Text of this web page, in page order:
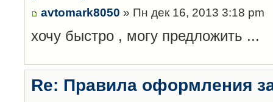
avtomark8050 » Пн дек 16, 2013 3:18 pm
хочу быстро , могу предложить ...
Re: Правила оформления